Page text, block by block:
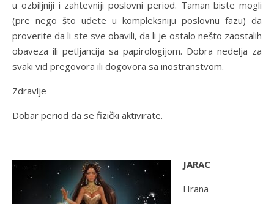
u ozbiljniji i zahtevniji poslovni period. Taman biste mogli
(pre nego što uđete u kompleksniju poslovnu fazu) da
proverite da li ste sve obavili, da li je ostalo nešto zaostalih
obaveza ili petljancija sa papirologijom. Dobra nedelja za
svaki vid pregovora ili dogovora sa inostranstvom.
Zdravlje
Dobar period da se fizički aktivirate.
JARAC
Hrana